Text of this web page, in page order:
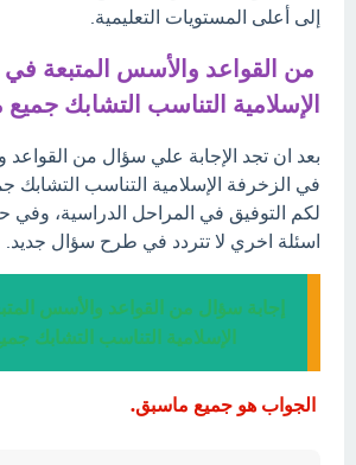
إلى أعلى المستويات التعليمية.
من القواعد والأسس المتبعة في
الإسلامية التناسب التشابك
بعد ان تجد الإجابة علي سؤال من القواعد
في الزخرفة الإسلامية التناسب التشابك
لكم التوفيق في المراحل الدراسية، وفي
اسئلة اخري لا تتردد في طرح سؤال جديد.
إجابة سؤال من القواعد والأسس
الإسلامية التناسب التشابك
الجواب هو جميع ماسبق.